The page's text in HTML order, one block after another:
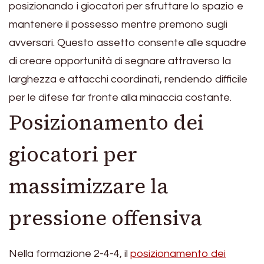
posizionando i giocatori per sfruttare lo spazio e
mantenere il possesso mentre premono sugli
avversari. Questo assetto consente alle squadre
di creare opportunità di segnare attraverso la
larghezza e attacchi coordinati, rendendo difficile
per le difese far fronte alla minaccia costante.
Posizionamento dei
giocatori per
massimizzare la
pressione offensiva
Nella formazione 2-4-4, il posizionamento dei